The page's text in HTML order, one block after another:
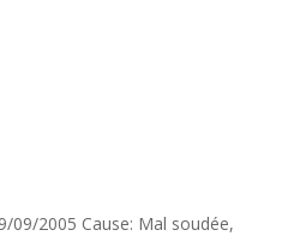
09/2005 Cause: Mal soudée,